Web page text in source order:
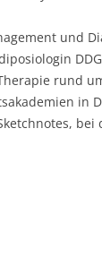
und
rund
in